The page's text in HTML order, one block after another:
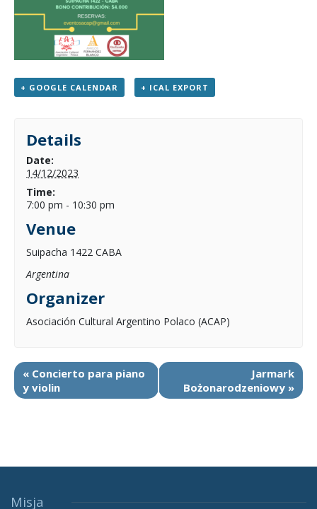
+ GOOGLE CALENDAR + ICAL EXPORT
Details
Date:
14/12/2023
Time:
7:00 pm - 10:30 pm
Venue
Suipacha 1422 CABA
Argentina
Organizer
Asociación Cultural Argentino Polaco (ACAP)
« Concierto para piano
y violin
Jarmark
Bożonarodzeniowy »
Misja